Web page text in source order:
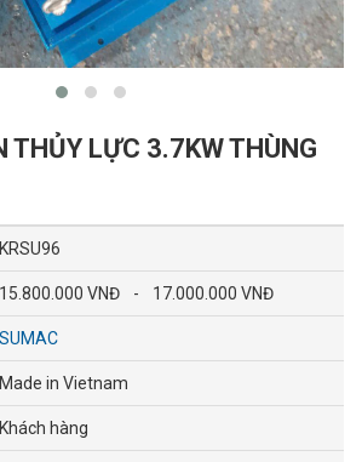
THỦY LỰC 3.7KW THÙNG
KRSU96
15.800.000 VNĐ - 17.000.000 VNĐ
SUMAC
Made in Vietnam
Khách hàng